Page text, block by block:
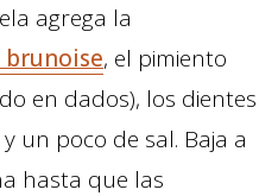
agrega la
, el pimiento
en dados), los dientes
un poco de sal. Baja a
hasta que las